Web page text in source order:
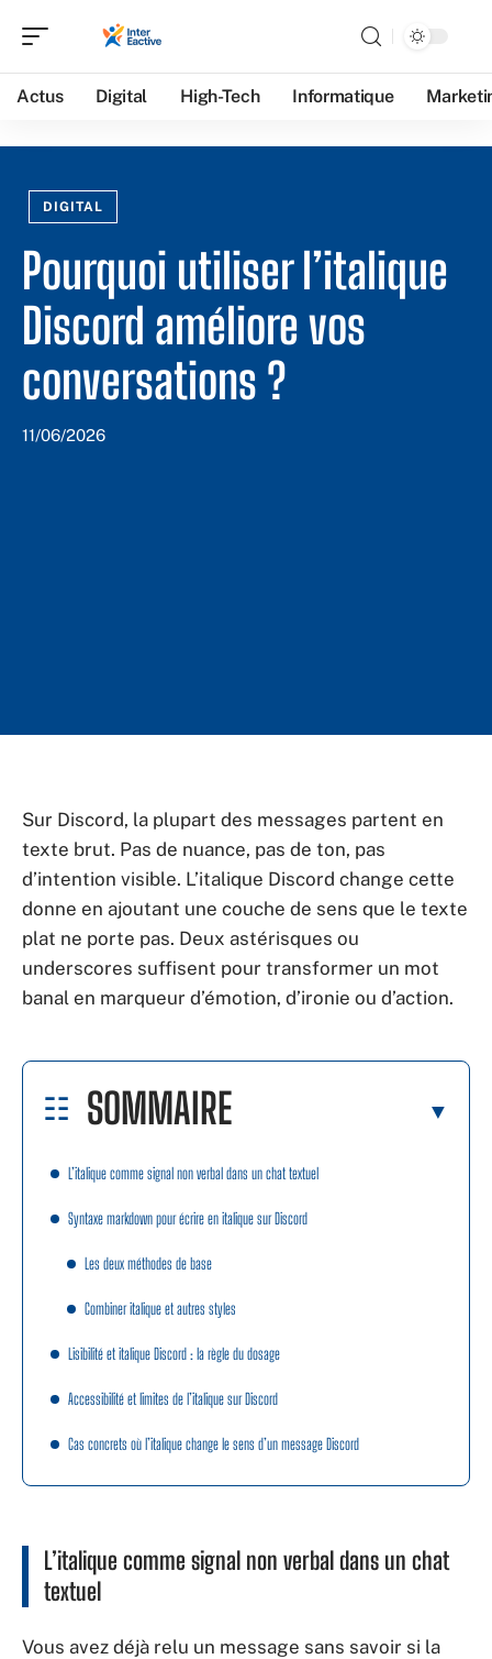
Actus Digital High-Tech Informatique
DIGITAL
Pourquoi utiliser l’italique
Discord améliore vos
conversations ?
11/06/2026
Sur Discord, la plupart des messages partent en
texte brut. Pas de nuance, pas de ton, pas
d’intention visible. L’italique Discord change cette
donne en ajoutant une couche de sens que le texte
plat ne porte pas. Deux astérisques ou
underscores suffisent pour transformer un mot
banal en marqueur d’émotion, d’ironie ou d’action.
SOMMAIRE
L’italique comme signal non verbal dans un chat textuel
Syntaxe markdown pour écrire en italique sur Discord
Les deux méthodes de base
Combiner italique et autres styles
Lisibilité et italique Discord : la règle du dosage
Accessibilité et limites de l’italique sur Discord
Cas concrets où l’italique change le sens d’un message Discord
L’italique comme signal non verbal dans un chat
textuel
Vous avez déjà relu un message sans savoir si la